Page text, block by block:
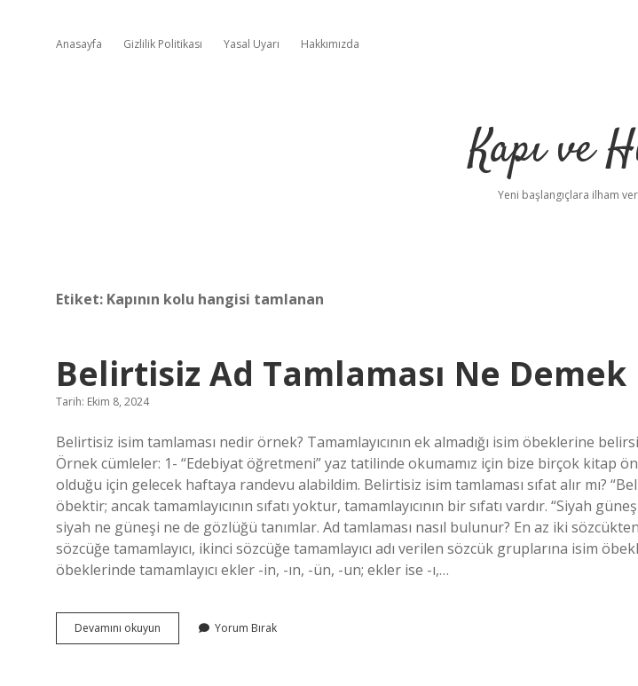
Anasayfa Gizlilik Politikası Yasal Uyarı Hakkımızda
Kapı ve
Yeni başlangıçlara ilham
Etiket: Kapının kolu hangisi tamlanan
Belirtisiz Ad Tamlaması Ne Demek
Tarih: Ekim 8, 2024
Belirtisiz isim tamlaması nedir örnek? Tamamlayıcının ek almadığı isim öbeklerine
Örnek cümleler: 1- “Edebiyat öğretmeni” yaz tatilinde okumamız için bize birçok kitap
olduğu için gelecek haftaya randevu alabildim. Belirtisiz isim tamlaması sıfat alır mı?
öbektir; ancak tamamlayıcının sıfatı yoktur, tamamlayıcının bir sıfatı vardır. “Siyah
siyah ne güneşi ne de gözlüğü tanımlar. Ad tamlaması nasıl bulunur? En az iki
sözcüğe tamamlayıcı, ikinci sözcüğe tamamlayıcı adı verilen sözcük gruplarına isim
öbeklerinde tamamlayıcı ekler -in, -ın, -ün, -un; ekler ise -ı,…
Devamını okuyun Belirtisiz
Ad
Yorum Bırak